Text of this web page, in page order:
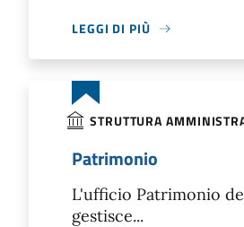
LEGGI DI PIÙ
STRUTTURA
Patrimonio
L'ufficio Patrimonio
gestisce...